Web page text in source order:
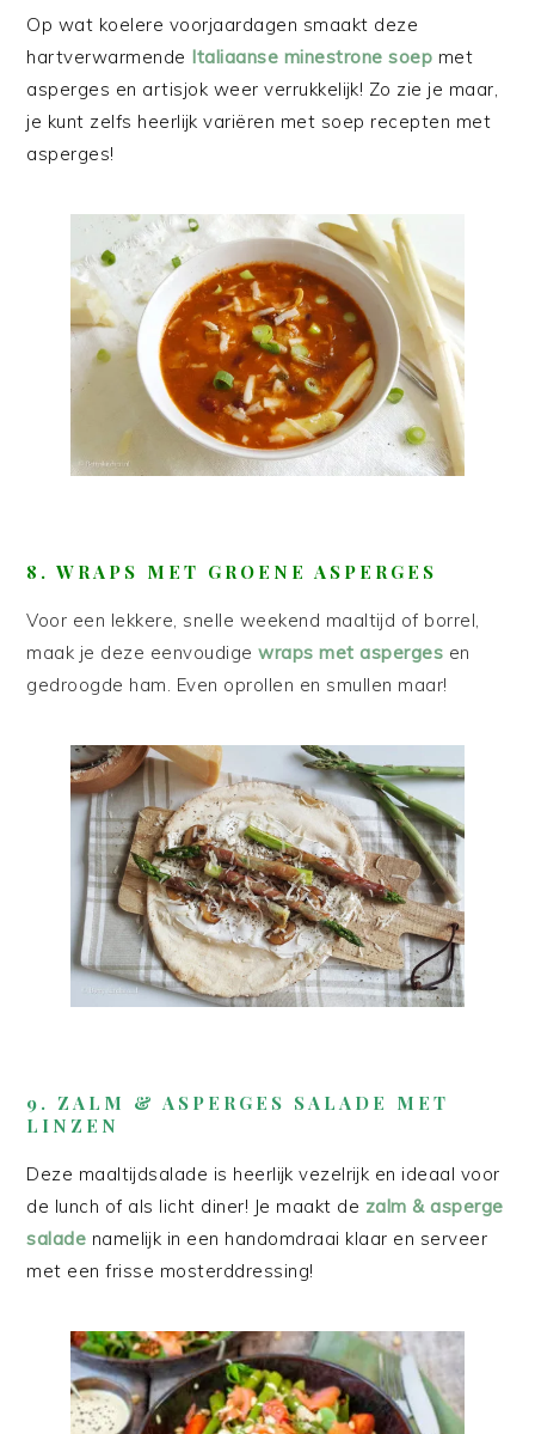
Op wat koelere voorjaardagen smaakt deze
hartverwarmende Italiaanse minestrone soep met
asperges en artisjok weer verrukkelijk! Zo zie je maar,
je kunt zelfs heerlijk variëren met soep recepten met
asperges!
8. WRAPS MET GROENE ASPERGES
Voor een lekkere, snelle weekend maaltijd of borrel,
maak je deze eenvoudigewraps met asperges en
gedroogde ham. Even oprollen en smullen maar!
9. ZALM & ASPERGES SALADE MET
LINZEN
Deze maaltijdsalade is heerlijk vezelrijk en ideaal voor
de lunch of als licht diner! Je maakt de zalm & asperge
salade namelijk in een handomdraai klaar en serveer
met een frisse mosterddressing!